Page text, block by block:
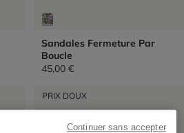
Sandales Fermeture Par
Boucle
45,00 €
PRIX DOUX
Continuer sans accepter